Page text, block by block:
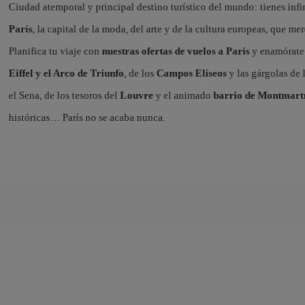
Ciudad atemporal y principal destino turístico del mundo: tienes
París, la capital de la moda, del arte y de la cultura europeas, que
Planifica tu viaje con nuestras ofertas de vuelos a Parísy
Eiffel y el Arco de Triunfo, de los Campos Elíseosy las gárgolas de
el Sena, de los tesoros del Louvrey el animado barrio de
históricas… París no se acaba nunca.